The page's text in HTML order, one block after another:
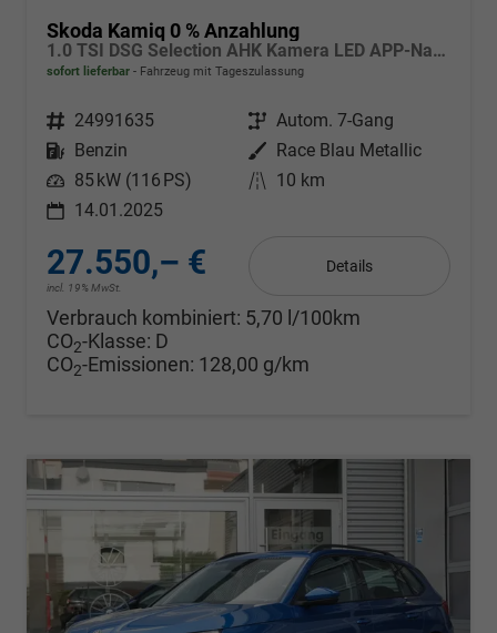
Skoda Kamiq 0 % Anzahlung
1.0 TSI DSG Selection AHK Kamera LED APP-Navi Sitzheizung
sofort lieferbar Fahrzeug mit Tageszulassung
Fahrzeugnr. 24991635 Getriebe Autom. 7-Gang
Kraftstoff
Benzin Außenfarbe
Race Blau Metallic
Leistung 85 kW (116 PS) Kilometerstand 10 km
14.01.2025
27.550,– €
incl. 19% MwSt.
Details
Verbrauch kombiniert: 5,70 l/100km
CO2-Klasse: D
CO2-Emissionen: 128,00 g/km